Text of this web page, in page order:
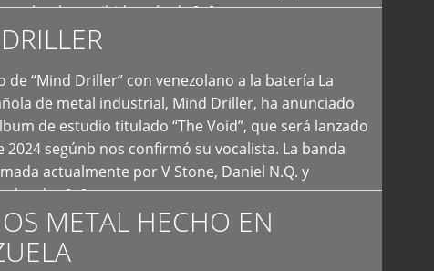
ya ha recibido más de […]
de “Mind Driller” con venezolano a la batería La
de metal industrial, Mind Driller, ha anunciado
de estudio titulado “The Void”, que será lanzado
2024 segúnb nos confirmó su vocalista. La banda
actualmente por V Stone, Daniel N.Q. y
a las […]
METAL HECHO EN